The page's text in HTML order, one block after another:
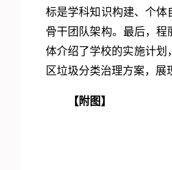
标是学科知识构建、个
骨干团队架构。最后，
体介绍了学校的实施计划
区垃圾分类治理方案，展
【附图】